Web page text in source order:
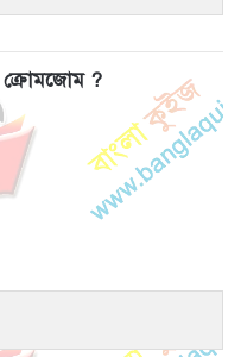
ক্রোমজোম ?